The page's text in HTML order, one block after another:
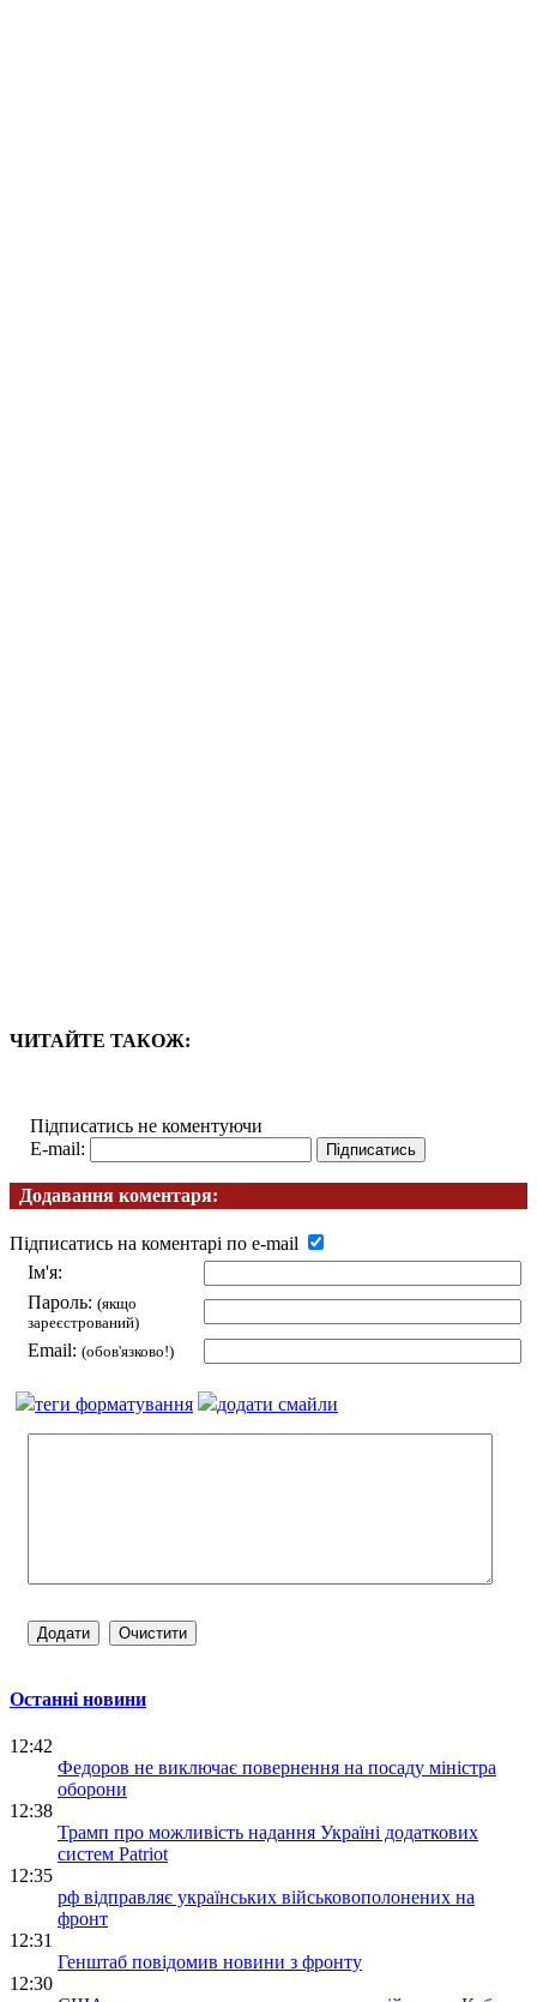
ЧИТАЙТЕ ТАКОЖ:
Підписатись не коментуючи
E-mail:
Додавання коментаря:
Підписатись на коментарі по e-mail
Ім'я:
Пароль: (якщо
зареєстрований)
Email: (обов'язково!)
теги форматування додати смайли
Останні новини
12:42
Федоров не виключає повернення на посаду міністра
оборони
12:38
Трамп про можливість надання Україні додаткових
систем Patriot
12:35
рф відправляє українських військовополонених на
фронт
12:31
Генштаб повідомив новини з фронту
12:30